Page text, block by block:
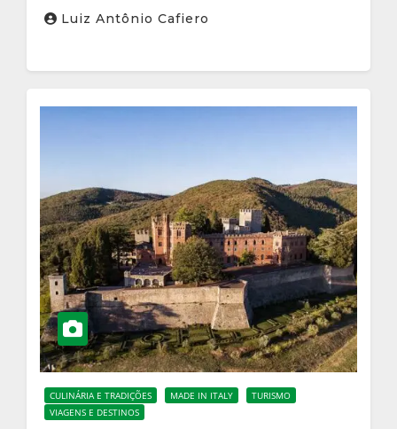
Luiz Antônio Cafiero
CULINÁRIA E TRADIÇÕES MADE IN ITALY
TURISMO
VIAGENS E DESTINOS